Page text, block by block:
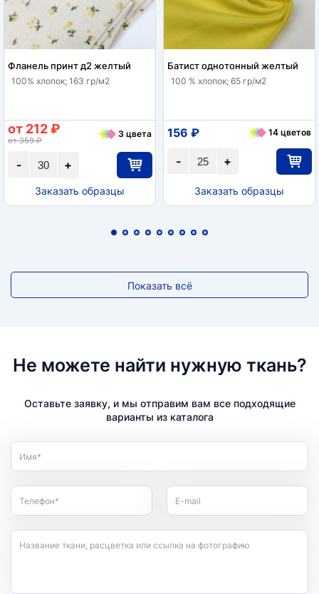
Фланель принт д2 желтый
100% хлопок; 163 гр/м2
+
-
от 212 ₽
от 359 ₽
3 цвета
Заказать образцы
Батист однотонный желтый
100 % хлопок; 65 гр/м2
+
-
156 ₽ 14 цветов
Заказать образцы
Показать всё
Не можете найти нужную ткань?
Оставьте заявку, и мы отправим вам все подходящие
варианты из каталога
Имя*
Телефон* E-mail
Название ткани, расцветка или ссылка на фотографию